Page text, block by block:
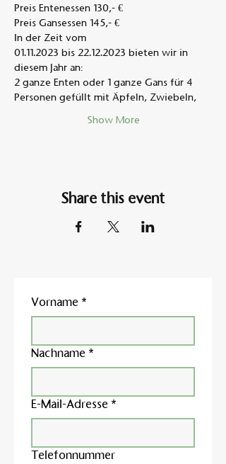
Preis Entenessen 130,- €
Preis Gansessen 145,- €
In der Zeit vom
01.11.2023 bis 22.12.2023 bieten wir in
diesem Jahr an:
2 ganze Enten oder 1 ganze Gans für 4
Personen gefüllt mit Äpfeln, Zwiebeln,
Show More
Share this event
Vorname *
Nachname *
E-Mail-Adresse *
Telefonnummer